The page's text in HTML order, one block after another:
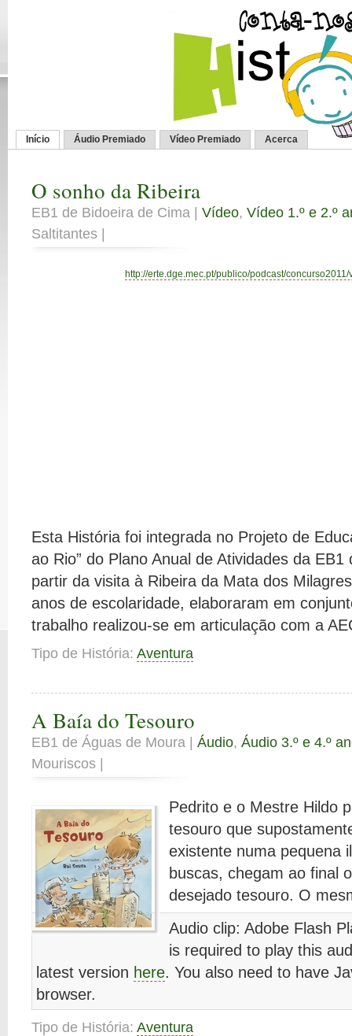
Início Áudio Premiado Vídeo Premiado Acerca
O sonho da Ribeira
EB1 de Bidoeira de Cima | Vídeo, Vídeo 1.º e 2.º
Saltitantes |
http://erte.dge.mec.pt/publico/podcast/
Esta História foi integrada no Projeto de
ao Rio” do Plano Anual de Atividades da
partir da visita à Ribeira da Mata dos
anos de escolaridade, elaboraram em
trabalho realizou-se em articulação com a
Tipo de História: Aventura
A Baía do Tesouro
EB1 de Águas de Moura | Áudio, Áudio 3.º e 4.º
Mouriscos |
Pedrito e o Mestre Hildo
tesouro que
existente numa pequena
buscas, chegam ao final
desejado tesouro. O
Audio clip: Adobe Flash
is required to play this
latest version here. You also need to have
browser.
Tipo de História: Aventura